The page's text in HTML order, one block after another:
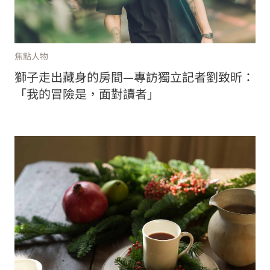
焦點人物
獅子走出藏身的房間—專訪獨立記者劉致昕：
「我的冒險是，面對讀者」